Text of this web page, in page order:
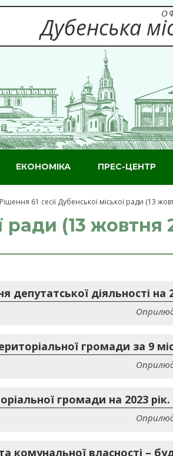
Дубенська
ЕКОНОМІКА ПРЕС-ЦЕНТР
Рішення 61 сесії Дубенської міської ради (13
ради (13 жовтня
діяльності на
громади за 9
громади на 2023 рік.
власності –